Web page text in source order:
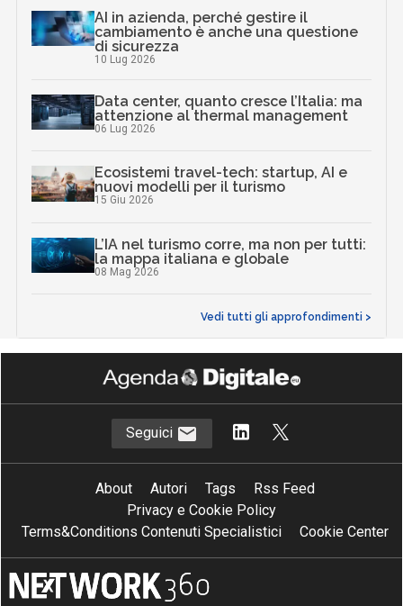
AI in azienda, perché gestire il
cambiamento è anche una questione
di sicurezza
10 Lug 2026
Data center, quanto cresce l’Italia: ma
attenzione al thermal management
06 Lug 2026
Ecosistemi travel-tech: startup, AI e
nuovi modelli per il turismo
15 Giu 2026
L’IA nel turismo corre, ma non per tutti:
la mappa italiana e globale
08 Mag 2026
Vedi tutti gli approfondimenti >
Seguici
About Autori Tags
Rss Feed
Privacy e Cookie Policy
Terms&Conditions Contenuti Specialistici
Cookie Center